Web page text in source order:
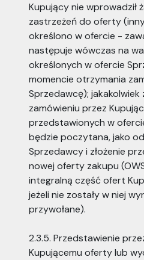
Kupujący nie wprowadził
zastrzeżeń do oferty
określono w ofercie -
następuje wówczas na
określonych w ofercie
momencie otrzymania
Sprzedawcę); jakakolwiek
zamówieniu przez
przedstawionych w
będzie poczytana, jako
Sprzedawcy i złożenie
nowej oferty zakupu
integralną część ofert
jeżeli nie zostały w niej
przywołane).
2.3.5. Przedstawienie
Kupującemu oferty lub